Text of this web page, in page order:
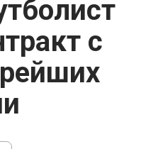
с